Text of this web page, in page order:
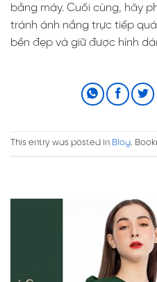
bằng máy. Cuối cùng, hãy
tránh ánh nắng trực tiếp
bền đẹp và giữ được hình
This entry was posted in Blog.